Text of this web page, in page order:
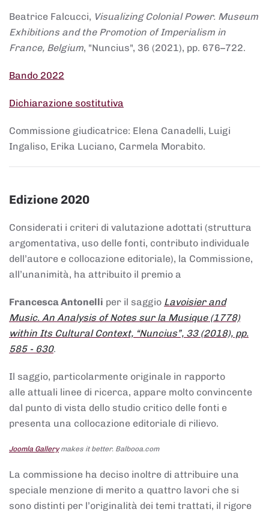
Beatrice Falcucci, Visualizing Colonial Power. Museum
Exhibitions and the Promotion of Imperialism in
France, Belgium, "Nuncius", 36 (2021), pp. 676–722.
Bando 2022
Dichiarazione sostitutiva
Commissione giudicatrice: Elena Canadelli, Luigi
Ingaliso, Erika Luciano, Carmela Morabito.
Edizione 2020
Considerati i criteri di valutazione adottati (struttura
argomentativa, uso delle fonti, contributo individuale
dell’autore e collocazione editoriale), la Commissione,
all’unanimità, ha attribuito il premio a
Francesca Antonelli per il saggio Lavoisier and
Music. An Analysis of Notes sur la Musique (1778)
within Its Cultural Context, “Nuncius”, 33 (2018), pp.
585 - 630.
Il saggio, particolarmente originale in rapporto
alle attuali linee di ricerca, appare molto convincente
dal punto di vista dello studio critico delle fonti e
presenta una collocazione editoriale di rilievo.
Joomla Gallerymakes it better. Balbooa.com
La commissione ha deciso inoltre di attribuire una
speciale menzione di merito a quattro lavori che si
sono distinti per l’originalità dei temi trattati, il rigore